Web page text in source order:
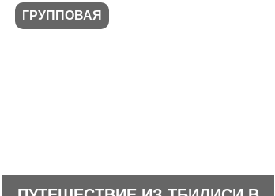
ГРУППОВАЯ